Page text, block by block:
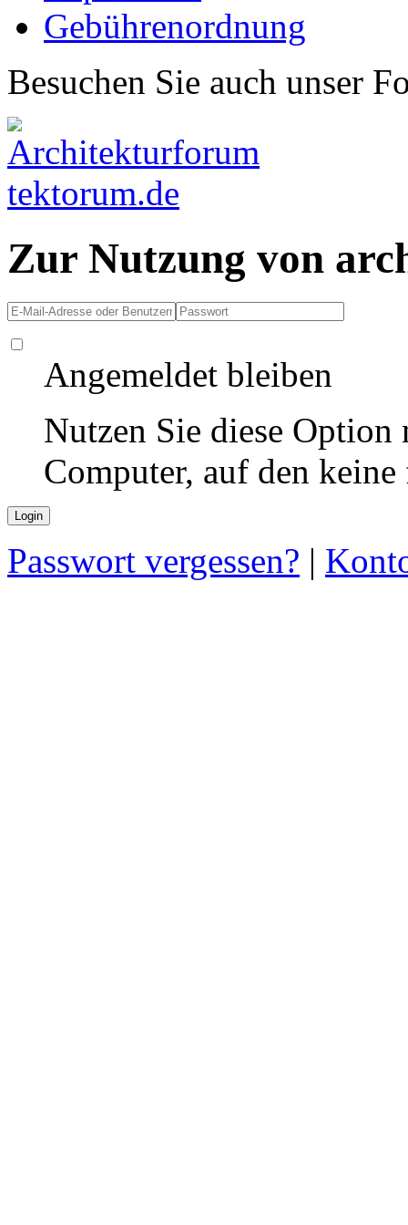
Gebührenordnung
Besuchen Sie auch unser
Zur Nutzung von
Angemeldet bleiben
Nutzen Sie diese
Computer, auf den
Passwort vergessen? |